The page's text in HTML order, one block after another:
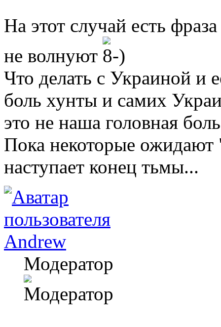
На этот случай есть
не волнуют
Что делать с Украиной и
боль хунты и самих
это не наша головная
Пока некоторые ожидают
наступает конец тьмы...
Andrew
Модератор